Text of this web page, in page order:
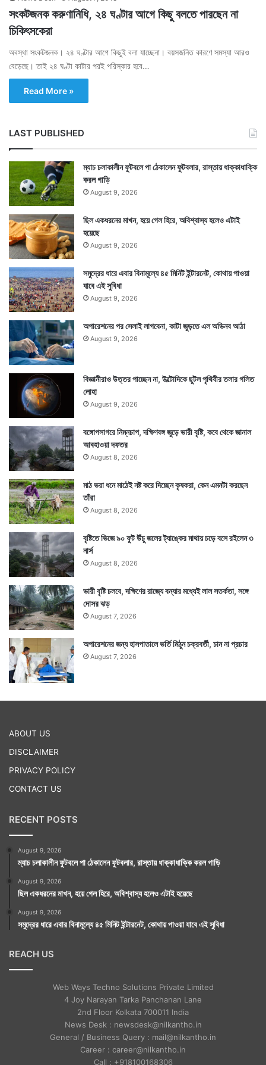
সংকটজনক করুণানিধি, ২৪ ঘণ্টার আগে কিছু বলতে পারছেন না
চিকিৎসকেরা
অবস্থা সংকটজনক। ২৪ ঘণ্টার আগে কিছুই বলা যাচ্ছেনা। বয়সজনিত কারণে সমস্যা আরও
বেড়েছে। তাই ২৪ ঘণ্টা কাটার পরই পরিস্কার হবে…
Read More »
LAST PUBLISHED
ম্যাচ চলাকালীন ফুটবলে পা ঠেকালেন ফুটবলার, রাস্তায় ধাক্কাধাক্কি
করল গাড়ি
August 9, 2026
ছিল একধরনের মাখন, হয়ে গেল হিরে, অবিশ্বাস্য হলেও এটাই
হয়েছে
August 9, 2026
সমুদ্রের ধারে এবার বিনামূল্যে ৪৫ মিনিট ইন্টারনেট, কোথায় পাওয়া
যাবে এই সুবিধা
August 9, 2026
অপারেশনের পর সেলাই লাগবেনা, কাটা জুড়তে এল অভিনব আঠা
August 9, 2026
বিজ্ঞানীরাও উত্তর পাচ্ছেন না, উল্টোদিকে ছুটল পৃথিবীর তলার গলিত
লোহা
August 9, 2026
বঙ্গোপসাগরে নিম্নচাপ, দক্ষিণবঙ্গ জুড়ে ভারী বৃষ্টি, কবে থেকে জানাল
আবহাওয়া দফতর
August 8, 2026
মাঠ ভরা ধনে মাঠেই নষ্ট করে দিচ্ছেন কৃষকরা, কেন এমনটা করছেন
তাঁরা
August 8, 2026
বৃষ্টিতে ভিজে ৯০ ফুট উঁচু জলের ট্যাঙ্কের মাথায় চড়ে বসে রইলেন ৩
নার্স
August 8, 2026
ভারী বৃষ্টি চলবে, দক্ষিণের রাজ্যে বন্যার মধ্যেই লাল সতর্কতা, সঙ্গে
দোসর ঝড়
August 7, 2026
অপারেশনের জন্য হাসপাতালে ভর্তি মিঠুন চক্রবর্তী, চান না প্রচার
August 7, 2026
ABOUT US
DISCLAIMER
PRIVACY POLICY
CONTACT US
RECENT POSTS
August 9, 2026
ম্যাচ চলাকালীন ফুটবলে পা ঠেকালেন ফুটবলার, রাস্তায় ধাক্কাধাক্কি করল গাড়ি
August 9, 2026
ছিল একধরনের মাখন, হয়ে গেল হিরে, অবিশ্বাস্য হলেও এটাই হয়েছে
August 9, 2026
সমুদ্রের ধারে এবার বিনামূল্যে ৪৫ মিনিট ইন্টারনেট, কোথায় পাওয়া যাবে এই সুবিধা
REACH US
Web Ways Techno Solutions Private Limited
4 Joy Narayan Tarka Panchanan Lane
2nd Floor Kolkata 700011 India
News Desk : newsdesk@nilkantho.in
General / Business Query : mail@nilkantho.in
Career : career@nilkantho.in
Call : +918100168306